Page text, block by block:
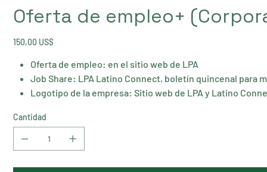
Oferta de empleo+
Precio
150,00 US$
Oferta de empleo: en el sitio web de LPA
Job Share: LPA Latino Connect, boletín quincenal para
Logotipo de la empresa: Sitio web de LPA y Latino
Cantidad